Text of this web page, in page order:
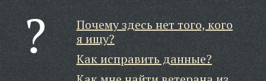
Почему здесь нет того, кого
я ищу?
Как исправить данные?